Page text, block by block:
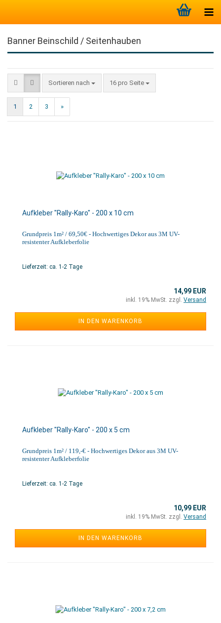
Banner Beinschild / Seitenhauben
Sortieren nach 16 pro Seite
1 2 3 »
Aufkleber "Rally-Karo" - 200 x 10 cm
Grundpreis 1m² / 69,50€ - Hochwertiges Dekor aus 3M UV-
resistenter Aufkleberfolie
Lieferzeit: ca. 1-2 Tage
14,99 EUR
inkl. 19% MwSt. zzgl. Versand
IN DEN WARENKORB
Aufkleber "Rally-Karo" - 200 x 5 cm
Grundpreis 1m² / 119,-€ - Hochwertiges Dekor aus 3M UV-
resistenter Aufkleberfolie
Lieferzeit: ca. 1-2 Tage
10,99 EUR
inkl. 19% MwSt. zzgl. Versand
IN DEN WARENKORB